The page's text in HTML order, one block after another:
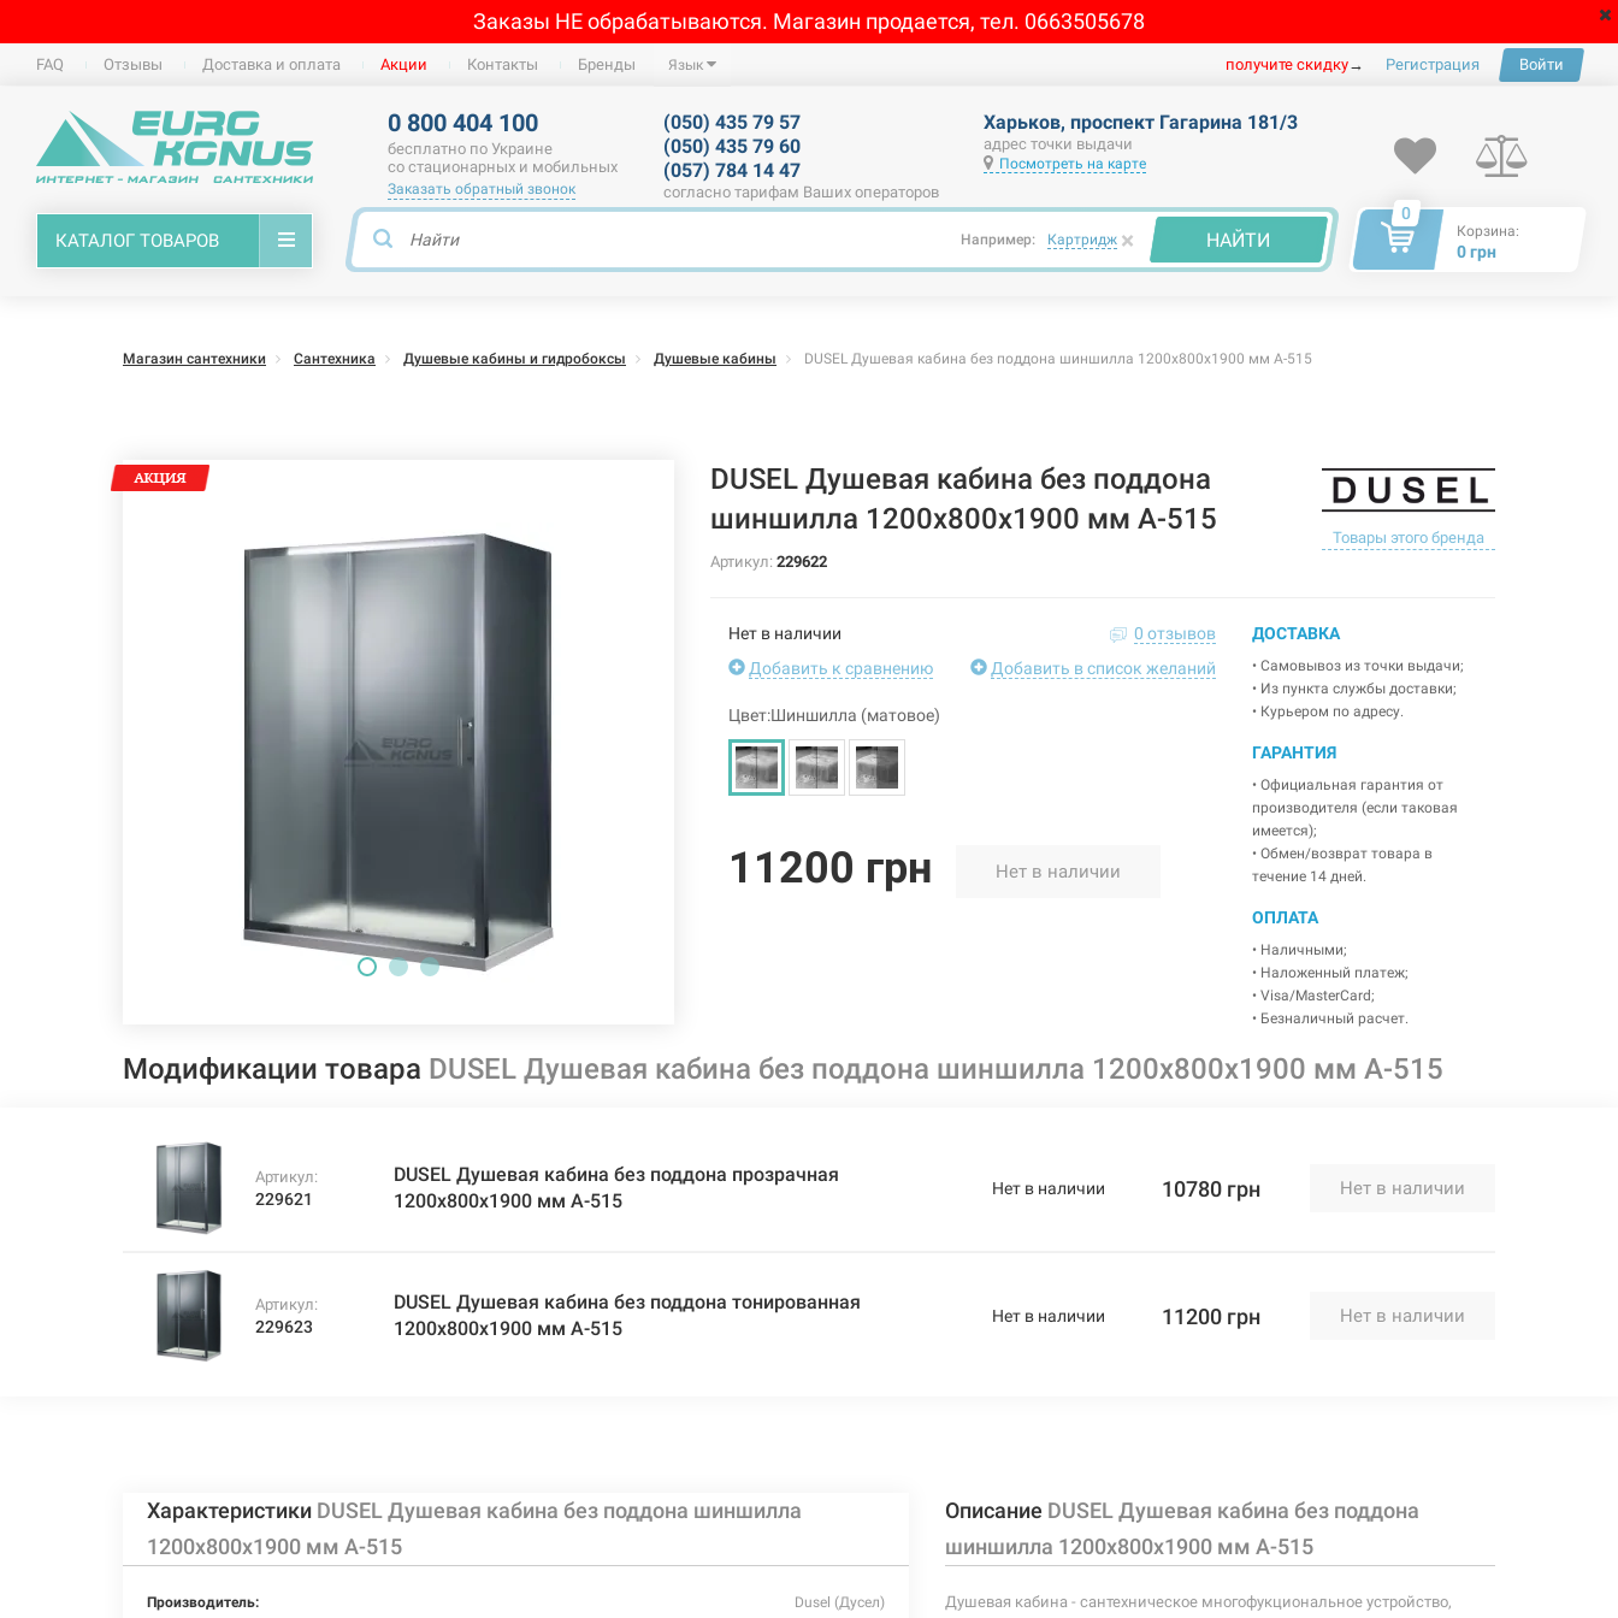
Заказы НЕ обрабатываются. Магазин продается, тел. 0663505678
FAQ Отзывы Доставка и оплата Акции Контакты Бренды Язык получите скидку→ Регистрация Войти
0 800 404 100
бесплатно по Украине
со стационарных и мобильных
Заказать обратный звонок
(050) 435 79 57
(050) 435 79 60
(057) 784 14 47
согласно тарифам Ваших операторов
Харьков, проспект Гагарина 181/3
адрес точки выдачи
Посмотреть на карте
КАТАЛОГ ТОВАРОВ Например: Картридж × НАЙТИ
0
Корзина:
0 грн
Магазин сантехники Сантехника Душевые кабины и гидробоксы Душевые кабины DUSEL Душевая кабина без поддона шиншилла 1200x800x1900 мм A-515
DUSEL Душевая кабина без поддона
шиншилла 1200x800x1900 мм A-515
Товары этого бренда
Артикул: 229622
Нет в наличии
0 отзывов
Добавить к сравнению
Добавить в список желаний
Цвет:Шиншилла (матовое)
11200 грн Нет в наличии
ДОСТАВКА
• Самовывоз из точки выдачи;
• Из пункта службы доставки;
• Курьером по адресу.
ГАРАНТИЯ
• Официальная гарантия от
производителя (если таковая
имеется);
• Обмен/возврат товара в
течение 14 дней.
ОПЛАТА
• Наличными;
• Наложенный платеж;
• Visa/MasterCard;
• Безналичный расчет.
Модификации товара DUSEL Душевая кабина без поддона шиншилла 1200x800x1900 мм A-515
Артикул:
229621
DUSEL Душевая кабина без поддона прозрачная
1200x800x1900 мм A-515
Нет в наличии 10780 грн Нет в наличии
Артикул:
229623
DUSEL Душевая кабина без поддона тонированная
1200x800x1900 мм A-515
Нет в наличии 11200 грн Нет в наличии
Характеристики DUSEL Душевая кабина без поддона шиншилла
1200x800x1900 мм A-515
Производитель: Dusel (Дусел)
Описание DUSEL Душевая кабина без поддона
шиншилла 1200x800x1900 мм A-515
Душевая кабина - сантехническое многофукциональное устройство,